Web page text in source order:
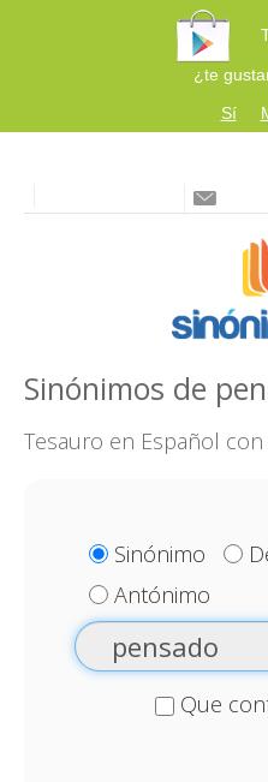
¿te
Sí
Sinónimos de
Tesauro en Español
Sinónimo
Antónimo
Que